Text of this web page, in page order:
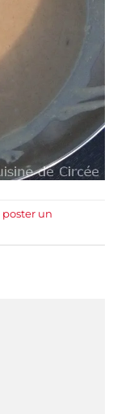
poster un